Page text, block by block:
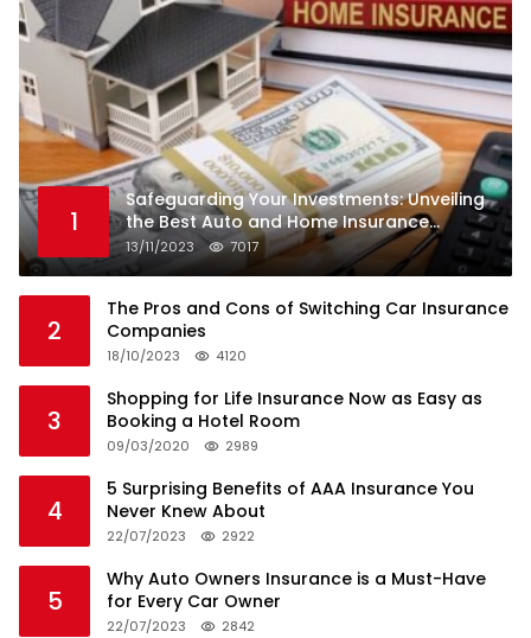
1
Safeguarding Your Investments: Unveiling
the Best Auto and Home Insurance
Companies
13/11/2023 7017
2
The Pros and Cons of Switching Car Insurance
Companies
18/10/2023 4120
3
Shopping for Life Insurance Now as Easy as
Booking a Hotel Room
09/03/2020 2989
4
5 Surprising Benefits of AAA Insurance You
Never Knew About
22/07/2023 2922
5
Why Auto Owners Insurance is a Must-Have
for Every Car Owner
22/07/2023 2842